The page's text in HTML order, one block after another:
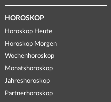
HOROSKOP
Horoskop Heute
Horoskop Morgen
Wochenhoroskop
Monatshoroskop
Jahreshoroskop
Partnerhoroskop